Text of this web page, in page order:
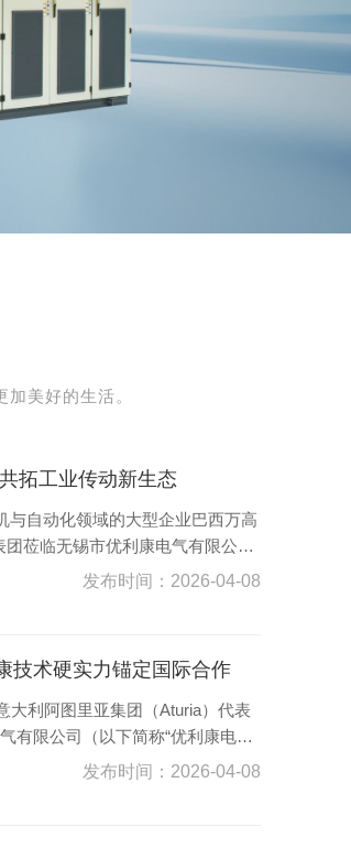
美好的生活。
拓工业传动新生态
自动化领域的大型企业巴西万高
莅临无锡市优利康电气有限公司
发布时间：2026-04-08
术硬实力锚定国际合作
利阿图里亚集团（Aturia）代表
有限公司（以下简称“优利康电
发布时间：2026-04-08